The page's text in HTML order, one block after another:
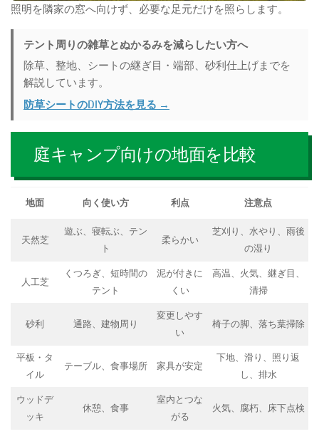
照明を隣家の窓へ向けず、必要な足元だけを照らします。
テント周りの雑草とぬかるみを減らしたい方へ
除草、整地、シートの継ぎ目・端部、砂利仕上げまでを
解説しています。
防草シートのDIY方法を見る →
庭キャンプ向けの地面を比較
地面 向く使い方 利点 注意点
天然芝
遊ぶ、寝転ぶ、テン
ト
柔らかい
芝刈り、水やり、雨後
の湿り
人工芝
くつろぎ、短時間の
テント
泥が付きに
くい
高温、火気、継ぎ目、
清掃
砂利 通路、建物周り
変更しやす
い
椅子の脚、落ち葉掃除
平板・タ
イル
テーブル、食事場所 家具が安定
下地、滑り、照り返
し、排水
ウッドデ
ッキ
休憩、食事
室内とつな
がる
火気、腐朽、床下点検